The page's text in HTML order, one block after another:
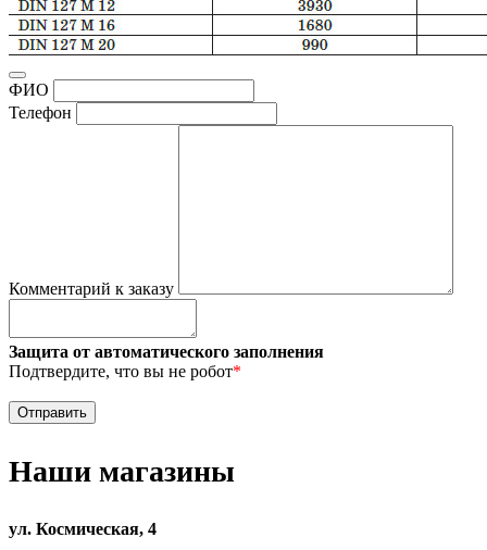
ФИО
Телефон
Комментарий к заказу
Защита от автоматического заполнения
Подтвердите, что вы не робот*
Наши магазины
ул. Космическая, 4